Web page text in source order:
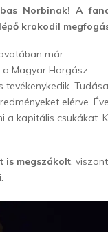
Norbinak! A
krokodil
már
Magyar Horgász
Tudása
elérve.
a kapitális csukákat.
is megszákolt,